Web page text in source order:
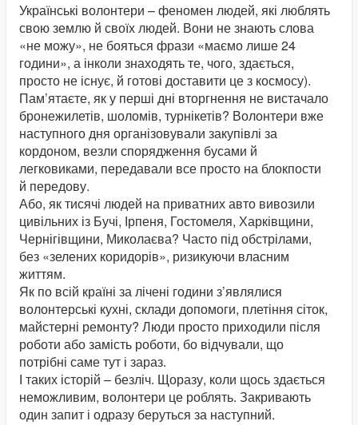
Українські волонтери – феномен людей, які люблять
свою землю й своїх людей. Вони не знають слова
«не можу», не бояться фрази «маємо лише 24
години», а інколи знаходять те, чого, здається,
просто не існує, й готові доставити це з космосу).
Пам’ятаєте, як у перші дні вторгнення не вистачало
бронежилетів, шоломів, турнікетів? Волонтери вже
наступного дня організовували закупівлі за
кордоном, везли спорядження бусами й
легковиками, передавали все просто на блокпости
й передову.
Або, як тисячі людей на приватних авто вивозили
цивільних із Бучі, Ірпеня, Гостомеля, Харківщини,
Чернігівщини, Миколаєва? Часто під обстрілами,
без «зелених коридорів», ризикуючи власним
життям.
Як по всій країні за лічені години з’являлися
волонтерські кухні, склади допомоги, плетіння сіток,
майстерні ремонту? Люди просто приходили після
роботи або замість роботи, бо відчували, що
потрібні саме тут і зараз.
І таких історій – безліч. Щоразу, коли щось здається
неможливим, волонтери це роблять. Закривають
один запит і одразу беруться за наступний.